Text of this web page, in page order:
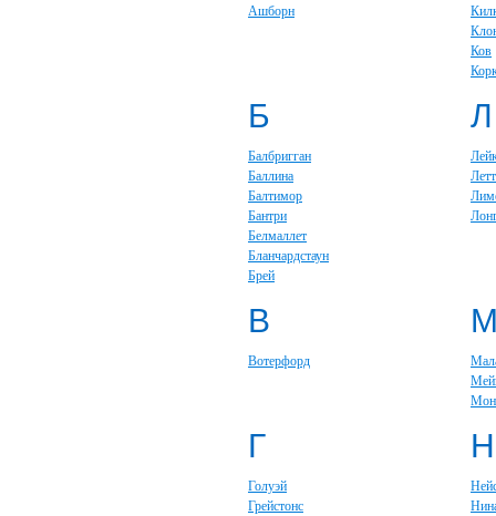
Ашборн
Ков
Б
Балбригган
Баллина
Балтимор
Бантри
Белмаллет
Бланчардстаун
Брей
Л
В
Вотерфорд
Г
Голуэй
Грейстонс
Н